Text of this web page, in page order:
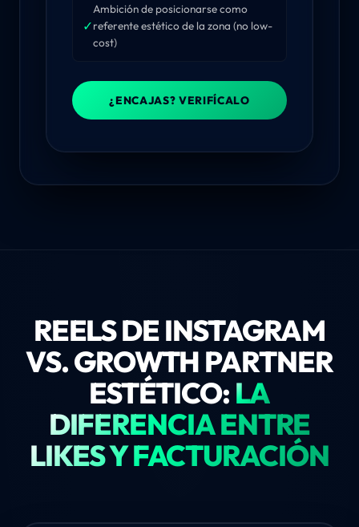
✓
Ambición de posicionarse como
referente estético de la zona (no low-
cost)
¿ENCAJAS? VERIFÍCALO
REELS DE INSTAGRAM
VS. GROWTH PARTNER
ESTÉTICO: LA
DIFERENCIA ENTRE
LIKES Y FACTURACIÓN